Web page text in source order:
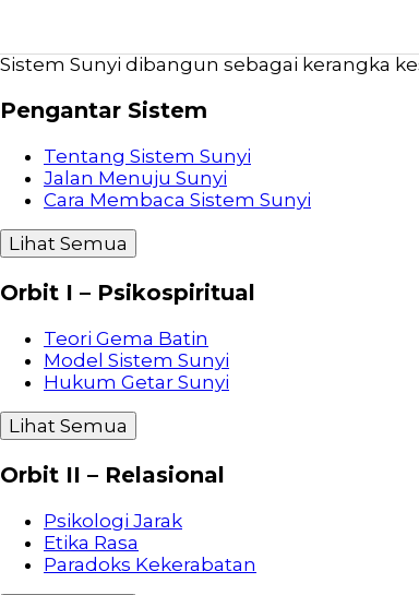
Sistem Sunyi dibangun sebagai kerangka
Pengantar Sistem
Tentang Sistem Sunyi
Jalan Menuju Sunyi
Cara Membaca Sistem Sunyi
Lihat Semua
Orbit I – Psikospiritual
Teori Gema Batin
Model Sistem Sunyi
Hukum Getar Sunyi
Lihat Semua
Orbit II – Relasional
Psikologi Jarak
Etika Rasa
Paradoks Kekerabatan